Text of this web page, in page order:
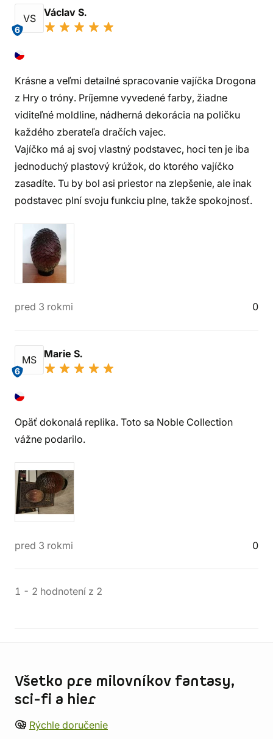
VS
6
Václav S.
Krásne a veľmi detailné spracovanie vajíčka Drogona
z Hry o tróny. Príjemne vyvedené farby, žiadne
viditeľné moldline, nádherná dekorácia na poličku
každého zberateľa dračích vajec.
Vajíčko má aj svoj vlastný podstavec, hoci ten je iba
jednoduchý plastový krúžok, do ktorého vajíčko
zasadíte. Tu by bol asi priestor na zlepšenie, ale inak
podstavec plní svoju funkciu plne, takže spokojnosť.
pred 3 rokmi 0
MS
6
Marie S.
Opäť dokonalá replika. Toto sa Noble Collection
vážne podarilo.
pred 3 rokmi 0
1 - 2 hodnotení z 2
Všetko pre milovníkov fantasy,
sci-fi a hier
Rýchle doručenie